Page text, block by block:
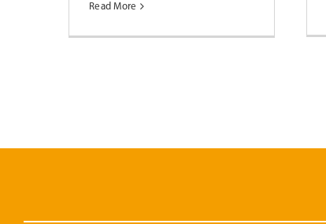
Read More